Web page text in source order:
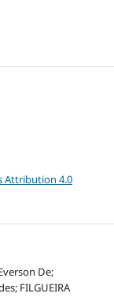
Attribution 4.0
De;
FILGUEIRA